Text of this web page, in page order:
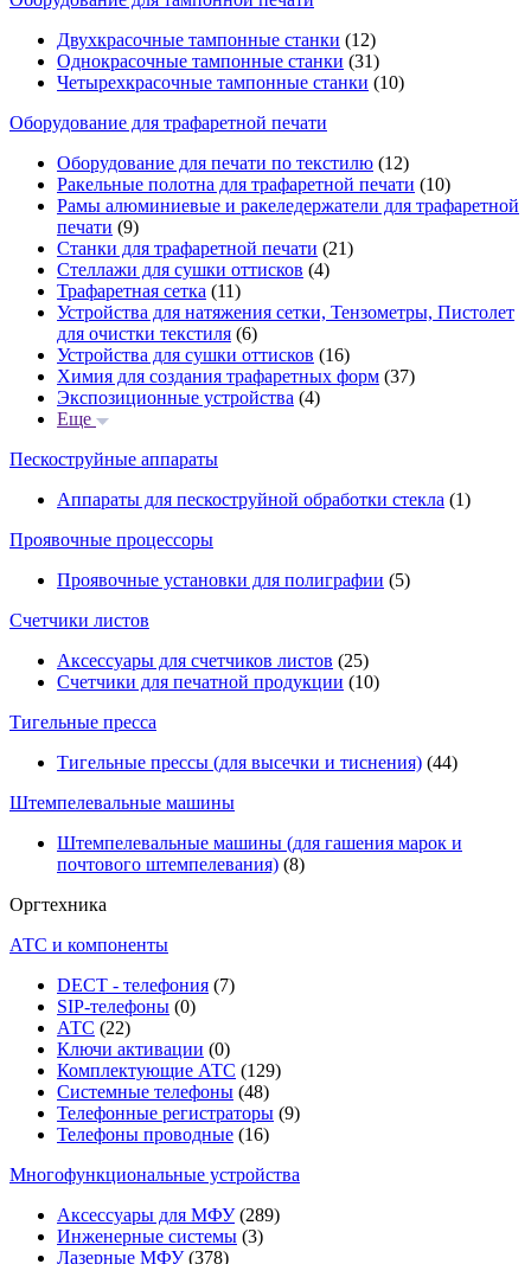
Двухкрасочные тампонные станки (12)
Однокрасочные тампонные станки (31)
Четырехкрасочные тампонные станки (10)
Оборудование для трафаретной печати
Оборудование для печати по текстилю (12)
Ракельные полотна для трафаретной печати (10)
Рамы алюминиевые и ракеледержатели для трафаретной
печати (9)
Станки для трафаретной печати (21)
Стеллажи для сушки оттисков (4)
Трафаретная сетка (11)
Устройства для натяжения сетки, Тензометры, Пистолет
для очистки текстиля (6)
Устройства для сушки оттисков (16)
Химия для создания трафаретных форм (37)
Экспозиционные устройства (4)
Еще
Пескоструйные аппараты
Аппараты для пескоструйной обработки стекла (1)
Проявочные процессоры
Проявочные установки для полиграфии (5)
Счетчики листов
Аксессуары для счетчиков листов (25)
Счетчики для печатной продукции (10)
Тигельные пресса
Тигельные прессы (для высечки и тиснения) (44)
Штемпелевальные машины
Штемпелевальные машины (для гашения марок и
почтового штемпелевания) (8)
Оргтехника
АТС и компоненты
DECT - телефония (7)
SIP-телефоны (0)
АТС (22)
Ключи активации (0)
Комплектующие АТС (129)
Системные телефоны (48)
Телефонные регистраторы (9)
Телефоны проводные (16)
Многофункциональные устройства
Аксессуары для МФУ(289)
Инженерные системы (3)
Лазерные МФУ(378)